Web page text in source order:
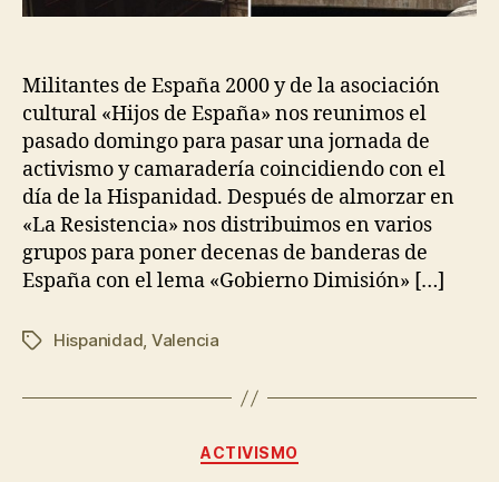
Militantes de España 2000 y de la asociación
cultural «Hijos de España» nos reunimos el
pasado domingo para pasar una jornada de
activismo y camaradería coincidiendo con el
día de la Hispanidad. Después de almorzar en
«La Resistencia» nos distribuimos en varios
grupos para poner decenas de banderas de
España con el lema «Gobierno Dimisión» […]
Hispanidad, Valencia
ACTIVISMO